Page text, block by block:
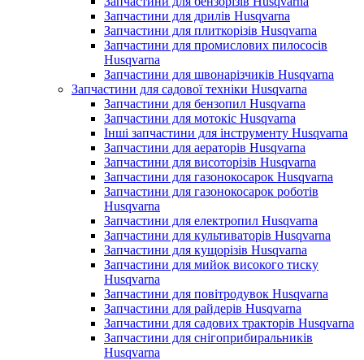
Запчастини для дрилів Husqvarna
Запчастини для плиткорізів Husqvarna
Запчастини для промислових пилососів
Husqvarna
Запчастини для швонарізчиків Husqvarna
Запчастини для садової техніки Husqvarna
Запчастини для бензопил Husqvarna
Запчастини для мотокіс Husqvarna
Інші запчастини для інструменту Husqvarna
Запчастини для аераторів Husqvarna
Запчастини для висоторізів Husqvarna
Запчастини для газонокосарок Husqvarna
Запчастини для газонокосарок роботів
Husqvarna
Запчастини для електропил Husqvarna
Запчастини для культиваторів Husqvarna
Запчастини для кущорізів Husqvarna
Запчастини для мийок високого тиску
Husqvarna
Запчастини для повітродувок Husqvarna
Запчастини для райдерів Husqvarna
Запчастини для садових тракторів Husqvarna
Запчастини для снігоприбиральників
Husqvarna